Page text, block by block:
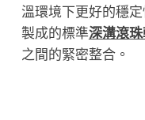
溫環境下更好的穩
製成的標準深溝滾
之間的緊密整合。